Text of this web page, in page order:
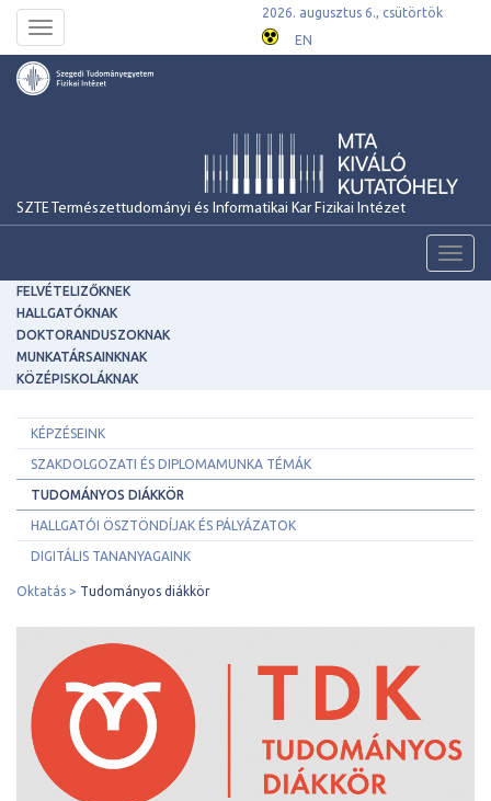
Toggle
navigation
2026. augusztus 6., csütörtök
EN
SZTE Természettudományi és Informatikai Kar Fizikai Intézet
FELVÉTELIZŐKNEK
HALLGATÓKNAK
DOKTORANDUSZOKNAK
MUNKATÁRSAINKNAK
KÖZÉPISKOLÁKNAK
KÉPZÉSEINK
SZAKDOLGOZATI ÉS DIPLOMAMUNKA TÉMÁK
TUDOMÁNYOS DIÁKKÖR
HALLGATÓI ÖSZTÖNDÍJAK ÉS PÁLYÁZATOK
DIGITÁLIS TANANYAGAINK
Oktatás Tudományos diákkör